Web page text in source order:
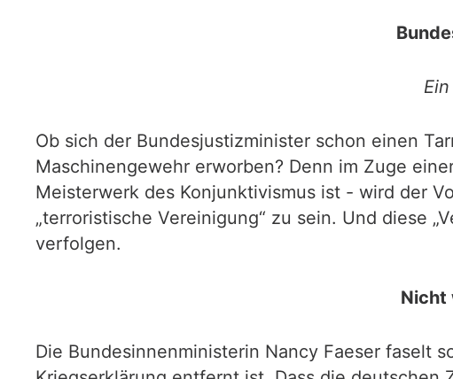
Ob sich der Bundesjustizminister schon einen
Maschinengewehr erworben? Denn im Zuge
Meisterwerk des Konjunktivismus ist - wird der
„terroristische Vereinigung“ zu sein. Und diese
verfolgen.
Nicht
Die Bundesinnenministerin Nancy Faeser faselt